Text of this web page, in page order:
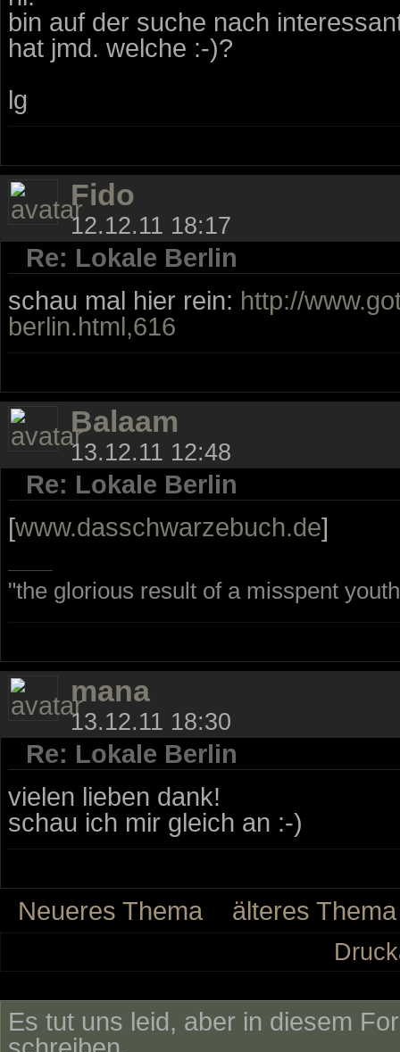
bin auf der suche nach
hat jmd. welche :-)?
lg
Fido
12.12.11 18:17
Re: Lokale Berlin
schau mal hier rein: http://
berlin.html,616
Balaam
13.12.11 12:48
Re: Lokale Berlin
[www.dasschwarzebuch.de]
"the glorious result of a misspent
mana
13.12.11 18:30
Re: Lokale Berlin
vielen lieben dank!
schau ich mir gleich an :-)
Neueres Thema älteres Thema
Es tut uns leid, aber in diesem